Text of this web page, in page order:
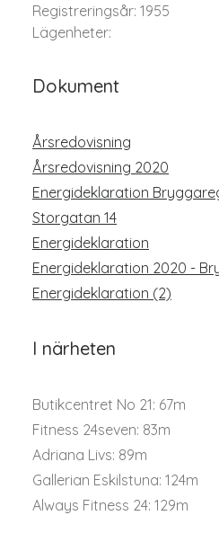
Registreringsår: 1955
Lägenheter:
Dokument
Årsredovisning
Årsredovisning 2020
Energideklaration
Storgatan 14
Energideklaration
Energideklaration 2020 -
Energideklaration (2)
I närheten
Butikcentret No 21: 67m
Fitness 24seven: 83m
Adriana Livs: 89m
Gallerian Eskilstuna: 124m
Always Fitness 24: 129m